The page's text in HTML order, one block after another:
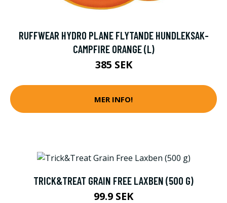
RUFFWEAR HYDRO PLANE FLYTANDE HUNDLEKSAK-
CAMPFIRE ORANGE (L)
385 SEK
MER INFO!
TRICK&TREAT GRAIN FREE LAXBEN (500 G)
99.9 SEK